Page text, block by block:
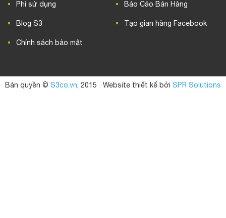
Phí sử dụng
Blog S3
Chính sách bảo mật
Báo Cáo Bán Hàng
Tạo gian hàng Facebook
Bản quyền © S3co.vn, 2015 Website thiết kế bởi SPR Solutions